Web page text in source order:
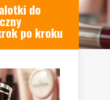
do
po kroku